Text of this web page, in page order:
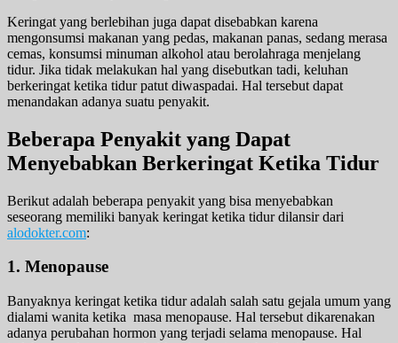
Keringat yang berlebihan juga dapat disebabkan karena
mengonsumsi makanan yang pedas, makanan panas, sedang merasa
cemas, konsumsi minuman alkohol atau berolahraga menjelang
tidur. Jika tidak melakukan hal yang disebutkan tadi, keluhan
berkeringat ketika tidur patut diwaspadai. Hal tersebut dapat
menandakan adanya suatu penyakit.
Beberapa Penyakit yang Dapat
Menyebabkan Berkeringat Ketika Tidur
Berikut adalah beberapa penyakit yang bisa menyebabkan
seseorang memiliki banyak keringat ketika tidur dilansir dari
alodokter.com:
1. Menopause
Banyaknya keringat ketika tidur adalah salah satu gejala umum yang
dialami wanita ketika masa menopause. Hal tersebut dikarenakan
adanya perubahan hormon yang terjadi selama menopause. Hal